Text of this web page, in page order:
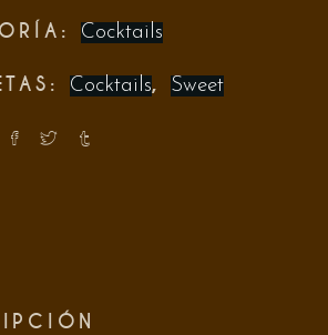
Cocktails
Cocktails, Sweet